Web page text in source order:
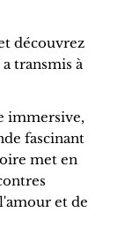
découvrez
transmis à
immersive,
fascinant
met en
et de